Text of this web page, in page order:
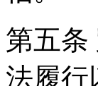
第五条
法履行